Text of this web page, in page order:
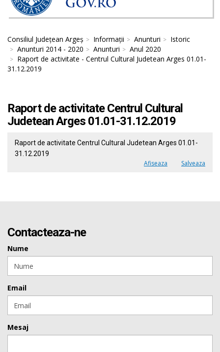
Consiliul Județean Argeș Informații Anunturi
Istoric
Anunturi 2014 - 2020
Anunturi
Anul 2020
Raport de activitate - Centrul Cultural Judetean Arges 01.01-
31.12.2019
Raport de activitate Centrul Cultural
Judetean Arges 01.01-31.12.2019
Raport de activitate Centrul Cultural Judetean Arges 01.01-
31.12.2019
Afiseaza Salveaza
Contacteaza-ne
Nume
Email
Mesaj